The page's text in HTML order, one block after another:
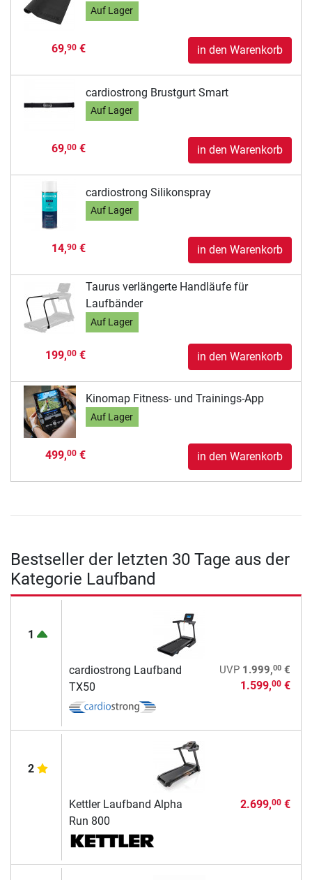
Auf Lager
69,90€ in den Warenkorb
cardiostrong Brustgurt Smart
Auf Lager
69,00€ in den Warenkorb
cardiostrong Silikonspray
Auf Lager
14,90€ in den Warenkorb
Taurus verlängerte Handläufe für
Laufbänder
Auf Lager
199,00€ in den Warenkorb
Kinomap Fitness- und Trainings-App
Auf Lager
499,00€ in den Warenkorb
Bestseller der letzten 30 Tage aus der
Kategorie Laufband
1
cardiostrong Laufband
TX50
UVP 1.999,00€
1.599,00€
2
Kettler Laufband Alpha
Run 800
2.699,00€